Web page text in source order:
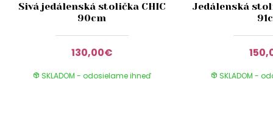
Sivá jedálenská stolička CHIC
90cm
130,00€
SKLADOM - odosielame ihneď
Jedálenská
SKLADOM -